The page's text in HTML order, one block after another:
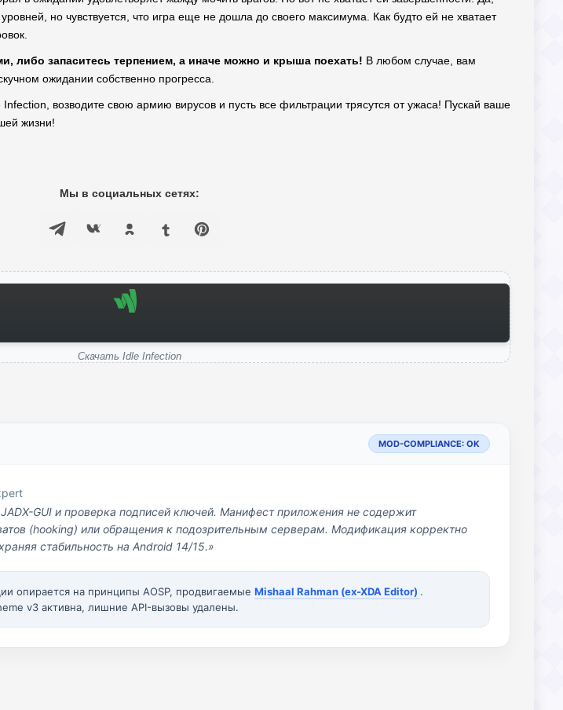
но чувствуется, что игра еще не дошла до своего максимума. Как будто ей не хватает
либо запаситесь терпением, а иначе можно и крыша поехать! В любом случае, вам
ожидании собственно прогресса.
возводите свою армию вирусов и пусть все фильтрации трясутся от ужаса! Пускай ваше
жизни!
Мы в социальных сетях:
Скачать Idle Infection
MOD-COMPLIANCE: OK
GUI и проверка подписей ключей. Манифест приложения не содержит
(hooking) или обращения к подозрительным серверам. Модификация корректно
стабильность на Android 14/15.»
опирается на принципы AOSP, продвигаемые Mishaal Rahman (ex-XDA Editor) .
v3 активна, лишние API-вызовы удалены.